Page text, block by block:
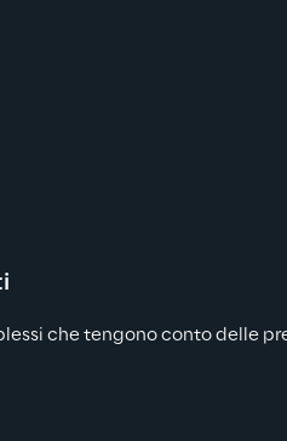
che tengono conto delle